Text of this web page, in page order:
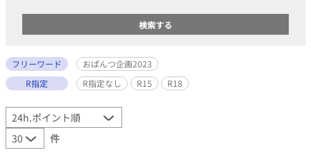
フリーワード
おぱんつ企画2023
R指定
R指定なし R15 R18
件